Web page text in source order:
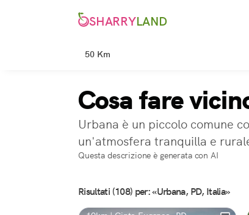
SHARRYLAND
50 Km
Cosa fare
Urbana è un piccolo comune
un'atmosfera tranquilla e
Questa descrizione è generata con AI
Risultati (108) per: «Urbana, PD, Italia»